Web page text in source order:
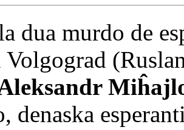
dua murdo de
Volgograd
denaska